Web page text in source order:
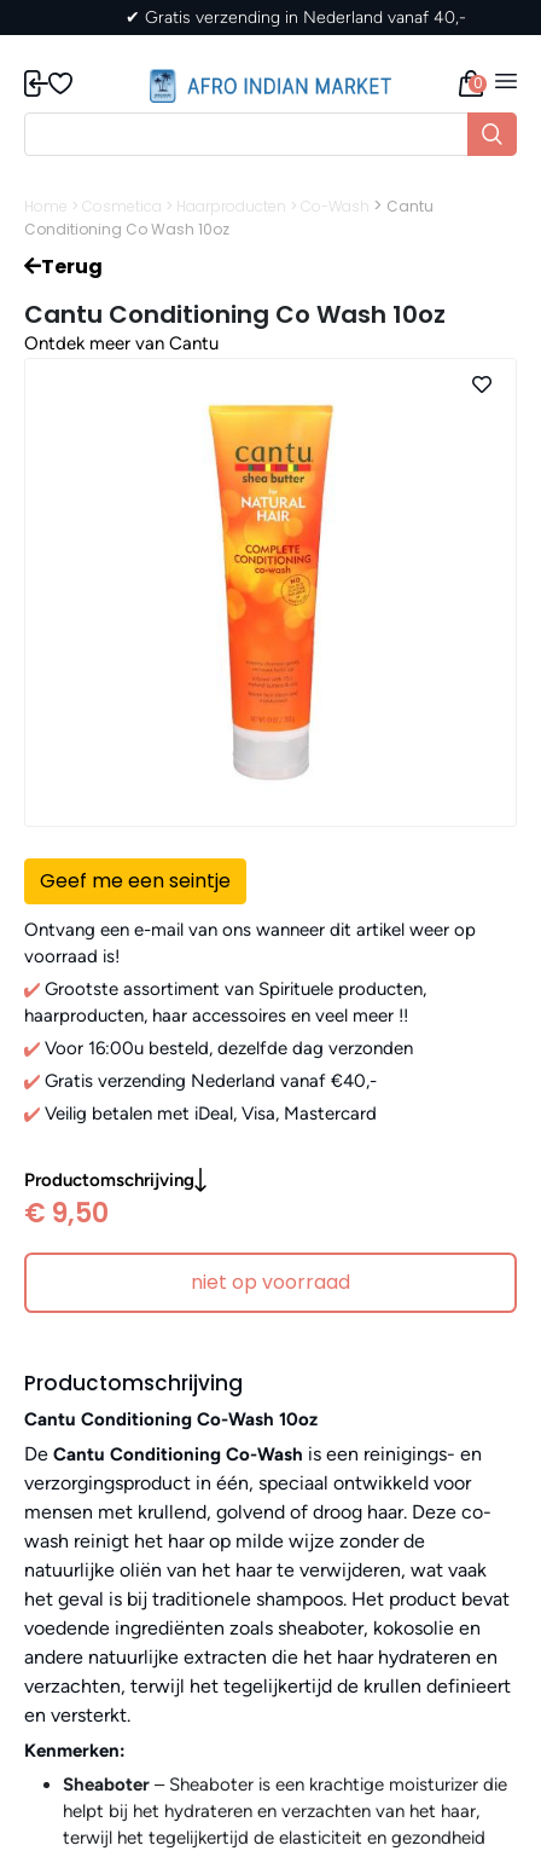
✔ Gratis verzending in Nederland vanaf 40,-
0
Home > Cosmetica > Haarproducten > Co-Wash > Cantu
Conditioning Co Wash 10oz
Terug
Cantu Conditioning Co Wash 10oz
Ontdek meer van Cantu
Geef me een seintje
Ontvang een e-mail van ons wanneer dit artikel weer op
voorraad is!
Grootste assortiment van Spirituele producten,
haarproducten, haar accessoires en veel meer !!
Voor 16:00u besteld, dezelfde dag verzonden
Gratis verzending Nederland vanaf €40,-
Veilig betalen met iDeal, Visa, Mastercard
Productomschrijving
€ 9,50
niet op voorraad
Productomschrijving
Cantu Conditioning Co-Wash 10oz
De Cantu Conditioning Co-Wash is een reinigings- en
verzorgingsproduct in één, speciaal ontwikkeld voor
mensen met krullend, golvend of droog haar. Deze co-
wash reinigt het haar op milde wijze zonder de
natuurlijke oliën van het haar te verwijderen, wat vaak
het geval is bij traditionele shampoos. Het product bevat
voedende ingrediënten zoals sheaboter, kokosolie en
andere natuurlijke extracten die het haar hydrateren en
verzachten, terwijl het tegelijkertijd de krullen definieert
en versterkt.
Kenmerken:
Sheaboter – Sheaboter is een krachtige moisturizer die
helpt bij het hydrateren en verzachten van het haar,
terwijl het tegelijkertijd de elasticiteit en gezondheid